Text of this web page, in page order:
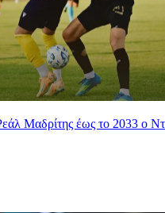
Μαδρίτης έως το 2033 ο